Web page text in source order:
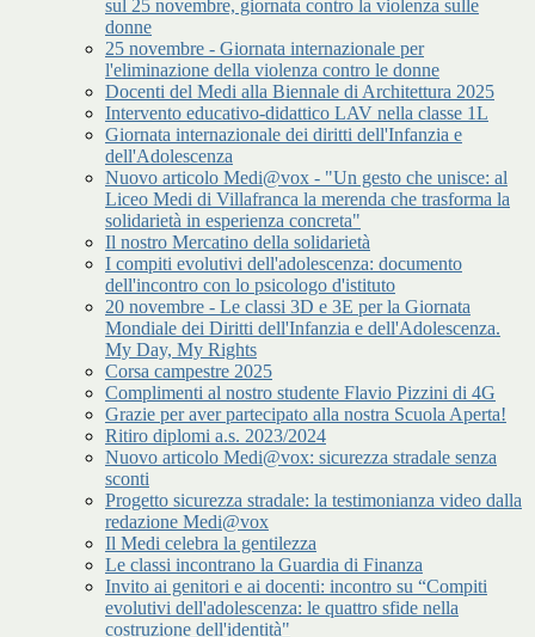
sul 25 novembre, giornata contro la violenza sulle
donne
25 novembre - Giornata internazionale per
l'eliminazione della violenza contro le donne
Docenti del Medi alla Biennale di Architettura 2025
Intervento educativo-didattico LAV nella classe 1L
Giornata internazionale dei diritti dell'Infanzia e
dell'Adolescenza
Nuovo articolo Medi@vox - "Un gesto che unisce: al
Liceo Medi di Villafranca la merenda che trasforma la
solidarietà in esperienza concreta"
Il nostro Mercatino della solidarietà
I compiti evolutivi dell'adolescenza: documento
dell'incontro con lo psicologo d'istituto
20 novembre - Le classi 3D e 3E per la Giornata
Mondiale dei Diritti dell'Infanzia e dell'Adolescenza.
My Day, My Rights
Corsa campestre 2025
Complimenti al nostro studente Flavio Pizzini di 4G
Grazie per aver partecipato alla nostra Scuola Aperta!
Ritiro diplomi a.s. 2023/2024
Nuovo articolo Medi@vox: sicurezza stradale senza
sconti
Progetto sicurezza stradale: la testimonianza video dalla
redazione Medi@vox
Il Medi celebra la gentilezza
Le classi incontrano la Guardia di Finanza
Invito ai genitori e ai docenti: incontro su “Compiti
evolutivi dell'adolescenza: le quattro sfide nella
costruzione dell'identità"